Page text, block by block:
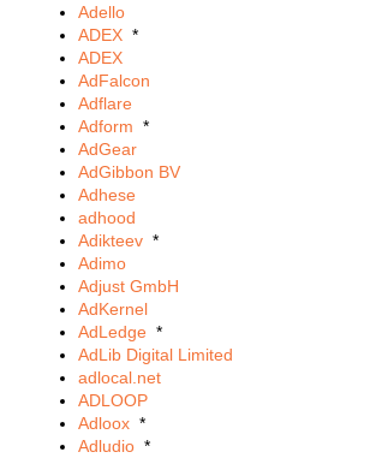
Adello
ADEX *
ADEX
AdFalcon
Adflare
Adform *
AdGear
AdGibbon BV
Adhese
adhood
Adikteev *
Adimo
Adjust GmbH
AdKernel
AdLedge *
AdLib Digital Limited
adlocal.net
ADLOOP
Adloox *
Adludio *